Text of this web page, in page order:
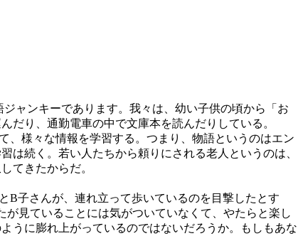
ャンキーであります。我々は、幼い子供の頃から「お
だり、通勤電車の中で文庫本を読んだりしている。
様々な情報を学習する。つまり、物語というのはエン
は続く。若い人たちから頼りにされる老人というのは、
てきたからだ。
子さんが、連れ立って歩いているのを目撃したとす
見ていることには気がついていなくて、やたらと楽し
うに膨れ上がっているのではないだろうか。もしもあな